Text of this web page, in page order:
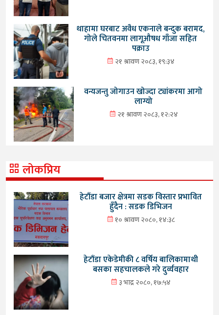
थाहामा घरबाट अवैध एकनाले बन्दुक बरामद,
गोले चितवनमा लागूऔषध गाँजा सहित
पक्राउ
२१ श्रावण २०८३, १९:३४
वन्यजन्तु जोगाउन खोज्दा ट्यांकरमा आगो
लाग्यो
२१ श्रावण २०८३, १२:२४
लोकप्रिय
हेटौंडा बजार क्षेत्रमा सडक विस्तार प्रभावित
हुँदैन : सडक डिभिजन
१० श्रावण २०८०, १४:३८
हेटौंडा एकेडेमीकी ८ वर्षिय बालिकामाथी
बसका सहचालकले गरे दुर्व्यवहार
३ भाद्र २०८०, १७:५४